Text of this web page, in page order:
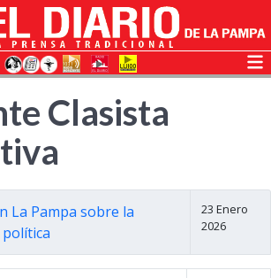
Clasista
La Pampa sobre la
23 Enero
2026